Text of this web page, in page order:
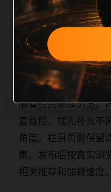
解，也能让真实用户
相关问题与推荐
顺着栏目继续浏览。
复首段，优先补充不
角度。栏目页则保留
集。发布后按真实浏
相关推荐和加载速度。